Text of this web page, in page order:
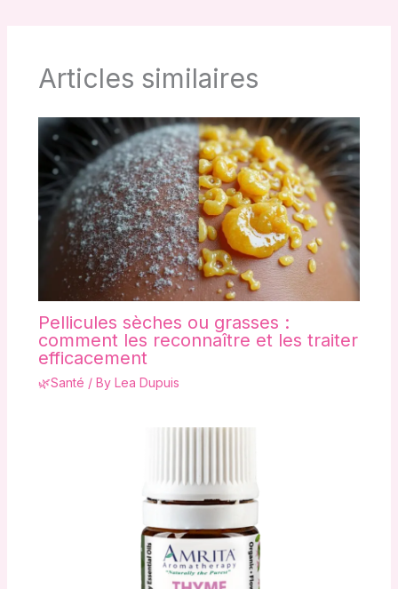
Articles similaires
Pellicules sèches ou grasses :
comment les reconnaître et les traiter
efficacement
🌿Santé / By Lea Dupuis